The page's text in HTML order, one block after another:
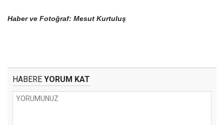
Haber ve Fotoğraf: Mesut Kurtuluş
HABERE YORUM KAT